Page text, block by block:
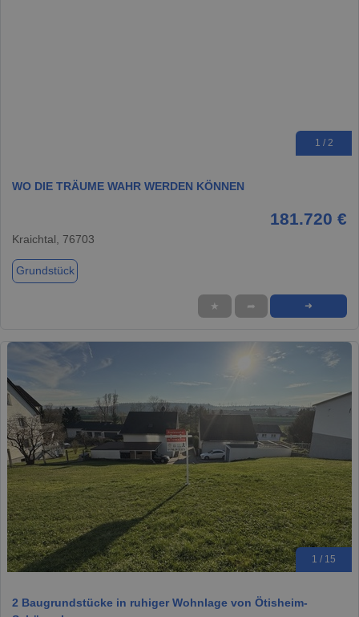
1 / 2
WO DIE TRÄUME WAHR WERDEN KÖNNEN
181.720 €
Kraichtal, 76703
Grundstück
★ ➦ ➜
1 / 15
2 Baugrundstücke in ruhiger Wohnlage von Ötisheim-